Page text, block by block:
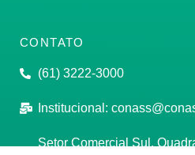
CONTATO
(61) 3222-3000
Institucional:
Setor Comercial Sul,